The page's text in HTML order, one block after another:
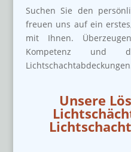
Suchen Sie den
freuen uns auf ein
mit Ihnen.
Kompetenz und
Unsere